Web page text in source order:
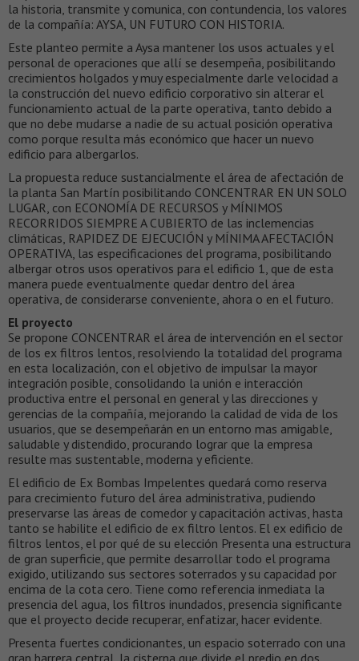
la historia, transmite y comunica, con contundencia, los valores
de la compañía: AYSA, UN FUTURO CON HISTORIA.
Este planteo permite a Aysa mantener los usos actuales y el
personal de operaciones que allí se desempeña, posibilitando
crecimientos holgados y muy especialmente darle velocidad a
la construcción del nuevo edificio corporativo sin alterar el
funcionamiento actual de la parte operativa, tanto debido a
que no debe mudarse a nadie de su actual posición operativa
como porque resulta más económico que hacer un nuevo
edificio para albergarlos.
La propuesta reduce sustancialmente el área de afectación de
la planta San Martín posibilitando CONCENTRAR EN UN SOLO
LUGAR, con ECONOMÍA DE RECURSOS y MÍNIMOS
RECORRIDOS SIEMPRE A CUBIERTO de las inclemencias
climáticas, RAPIDEZ DE EJECUCIÓN y MÍNIMA AFECTACIÓN
OPERATIVA, las especificaciones del programa, posibilitando
albergar otros usos operativos para el edificio 1, que de esta
manera puede eventualmente quedar dentro del área
operativa, de considerarse conveniente, ahora o en el futuro.
El proyecto
Se propone CONCENTRAR el área de intervención en el sector
de los ex filtros lentos, resolviendo la totalidad del programa
en esta localización, con el objetivo de impulsar la mayor
integración posible, consolidando la unión e interacción
productiva entre el personal en general y las direcciones y
gerencias de la compañía, mejorando la calidad de vida de los
usuarios, que se desempeñarán en un entorno mas amigable,
saludable y distendido, procurando lograr que la empresa
resulte mas sustentable, moderna y eficiente.
El edificio de Ex Bombas Impelentes quedará como reserva
para crecimiento futuro del área administrativa, pudiendo
preservarse las áreas de comedor y capacitación activas, hasta
tanto se habilite el edificio de ex filtro lentos. El ex edificio de
filtros lentos, el por qué de su elección Presenta una estructura
de gran superficie, que permite desarrollar todo el programa
exigido, utilizando sus sectores soterrados y su capacidad por
encima de la cota cero. Tiene como referencia inmediata la
presencia del agua, los filtros inundados, presencia significante
que el proyecto decide recuperar, enfatizar, hacer evidente.
Presenta fuertes condicionantes, un espacio soterrado con una
gran barrera central, la cisterna que divide el predio en dos